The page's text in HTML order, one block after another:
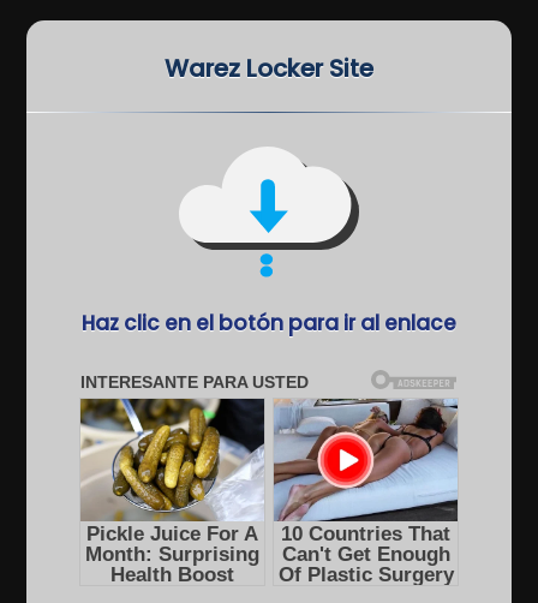
Warez Locker Site
Haz clic en el botón para ir al enlace